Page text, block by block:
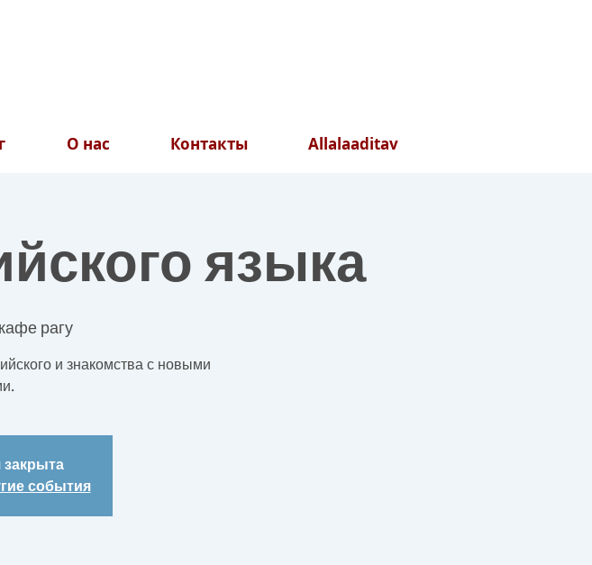
О нас Контакты Allalaaditav
языка
кафе рагу
и знакомства с новыми
закрыта
события